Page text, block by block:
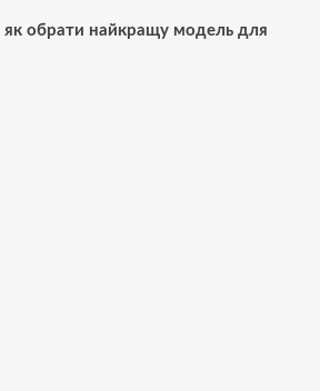
обрати найкращу модель для